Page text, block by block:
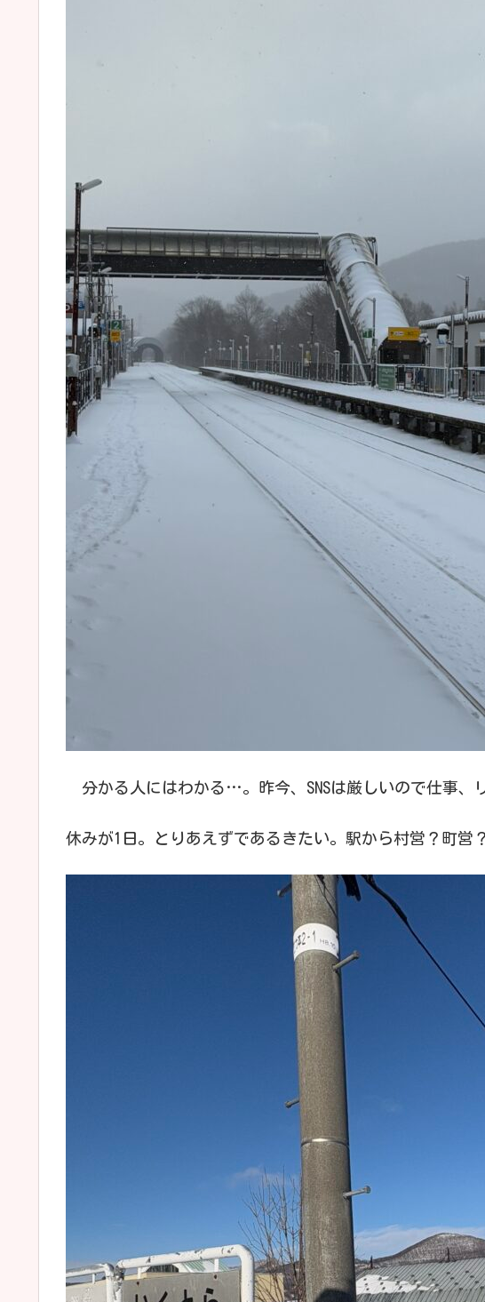
分かる人にはわかる…。昨今、SNSは厳しいので仕事、
休みが1日。とりあえずであるきたい。駅から村営？町営